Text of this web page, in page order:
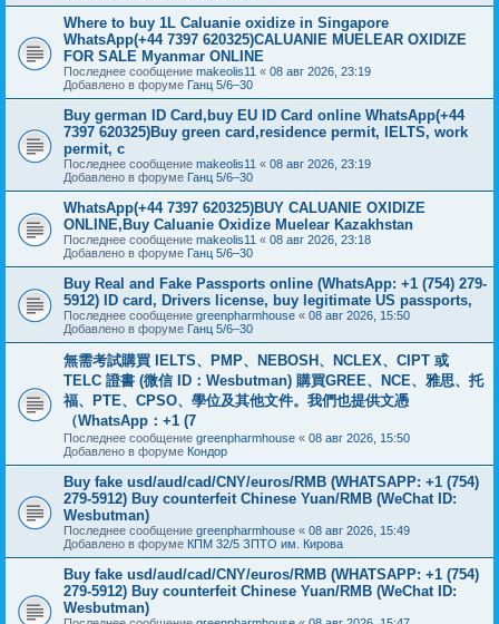
Where to buy 1L Caluanie oxidize in Singapore
WhatsApp(+44 7397 620325)CALUANIE MUELEAR OXIDIZE
FOR SALE Myanmar ONLINE
Последнее сообщение makeolis11 « 08 авг 2026, 23:19
Добавлено в форуме Ганц 5/6–30
Buy german ID Card,buy EU ID Card online WhatsApp(+44
7397 620325)Buy green card,residence permit, IELTS, work
permit, c
Последнее сообщение makeolis11 « 08 авг 2026, 23:19
Добавлено в форуме Ганц 5/6–30
WhatsApp(+44 7397 620325)BUY CALUANIE OXIDIZE
ONLINE,Buy Caluanie Oxidize Muelear Kazakhstan
Последнее сообщение makeolis11 « 08 авг 2026, 23:18
Добавлено в форуме Ганц 5/6–30
Buy Real and Fake Passports online (WhatsApp: +1 (754) 279-
5912) ID card, Drivers license, buy legitimate US passports,
Последнее сообщение greenpharmhouse « 08 авг 2026, 15:50
Добавлено в форуме Ганц 5/6–30
無需考試購買 IELTS、PMP、NEBOSH、NCLEX、CIPT 或
TELC 證書 (微信 ID：Wesbutman) 購買GREE、NCE、雅思、托
福、PTE、CPSO、學位及其他文件。我們也提供文憑
（WhatsApp：+1 (7
Последнее сообщение greenpharmhouse « 08 авг 2026, 15:50
Добавлено в форуме Кондор
Buy fake usd/aud/cad/CNY/euros/RMB (WHATSAPP: +1 (754)
279-5912) Buy counterfeit Chinese Yuan/RMB (WeChat ID:
Wesbutman)
Последнее сообщение greenpharmhouse « 08 авг 2026, 15:49
Добавлено в форуме КПМ 32/5 ЗПТО им. Кирова
Buy fake usd/aud/cad/CNY/euros/RMB (WHATSAPP: +1 (754)
279-5912) Buy counterfeit Chinese Yuan/RMB (WeChat ID:
Wesbutman)